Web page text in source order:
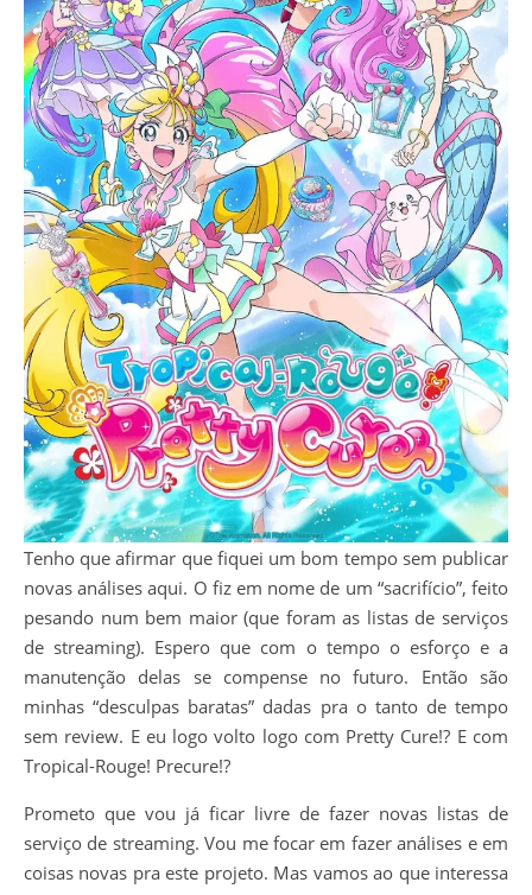
Tenho que afirmar que fiquei um bom tempo sem publicar
novas análises aqui. O fiz em nome de um “sacrifício”, feito
pesando num bem maior (que foram as listas de serviços
de streaming). Espero que com o tempo o esforço e a
manutenção delas se compense no futuro. Então são
minhas “desculpas baratas” dadas pra o tanto de tempo
sem review. E eu logo volto logo com Pretty Cure!? E com
Tropical-Rouge! Precure!?
Prometo que vou já ficar livre de fazer novas listas de
serviço de streaming. Vou me focar em fazer análises e em
coisas novas pra este projeto. Mas vamos ao que interessa